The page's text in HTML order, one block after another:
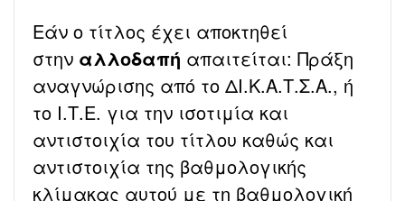
Εάν ο τίτλος έχει αποκτηθεί
στην αλλοδαπή απαιτείται: Πράξη
αναγνώρισης από το ΔΙ.Κ.Α.Τ.Σ.Α., ή
το Ι.Τ.Ε. για την ισοτιμία και
αντιστοιχία του τίτλου καθώς και
αντιστοιχία της βαθμολογικής
κλίμακας αυτού με τη βαθμολογική